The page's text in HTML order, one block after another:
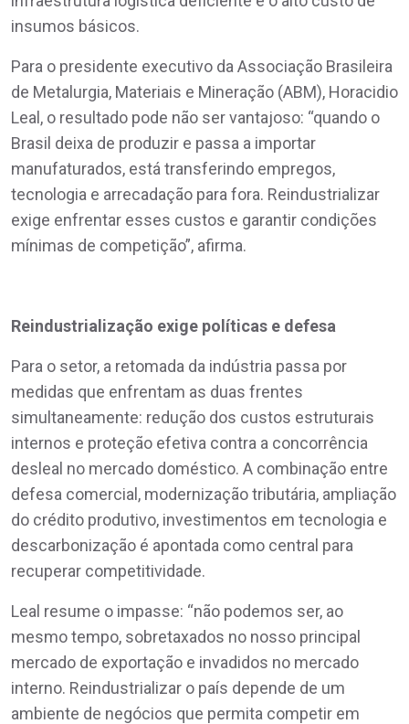
insumos básicos.
Para o presidente executivo da Associação Brasileira
de Metalurgia, Materiais e Mineração (ABM), Horacidio
Leal, o resultado pode não ser vantajoso: “quando o
Brasil deixa de produzir e passa a importar
manufaturados, está transferindo empregos,
tecnologia e arrecadação para fora. Reindustrializar
exige enfrentar esses custos e garantir condições
mínimas de competição”, afirma.
Reindustrialização exige políticas e defesa
Para o setor, a retomada da indústria passa por
medidas que enfrentam as duas frentes
simultaneamente: redução dos custos estruturais
internos e proteção efetiva contra a concorrência
desleal no mercado doméstico. A combinação entre
defesa comercial, modernização tributária, ampliação
do crédito produtivo, investimentos em tecnologia e
descarbonização é apontada como central para
recuperar competitividade.
Leal resume o impasse: “não podemos ser, ao
mesmo tempo, sobretaxados no nosso principal
mercado de exportação e invadidos no mercado
interno. Reindustrializar o país depende de um
ambiente de negócios que permita competir em